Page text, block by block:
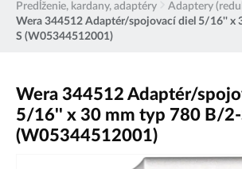
Predĺženie, kardany, adaptéry
Adaptery
Wera 344512 Adaptér/spojovací diel 5/16'' x
S (W05344512001)
Wera 344512 Adaptér/
5/16'' x 30 mm typ 780 B/2-
(W05344512001)